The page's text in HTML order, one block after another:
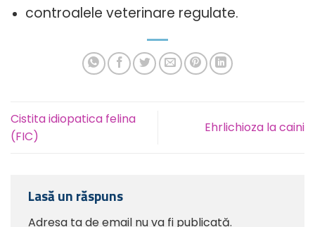
controalele veterinare regulate.
Cistita idiopatica felina
(FIC)
Ehrlichioza la caini
Lasă un răspuns
Adresa ta de email nu va fi publicată.